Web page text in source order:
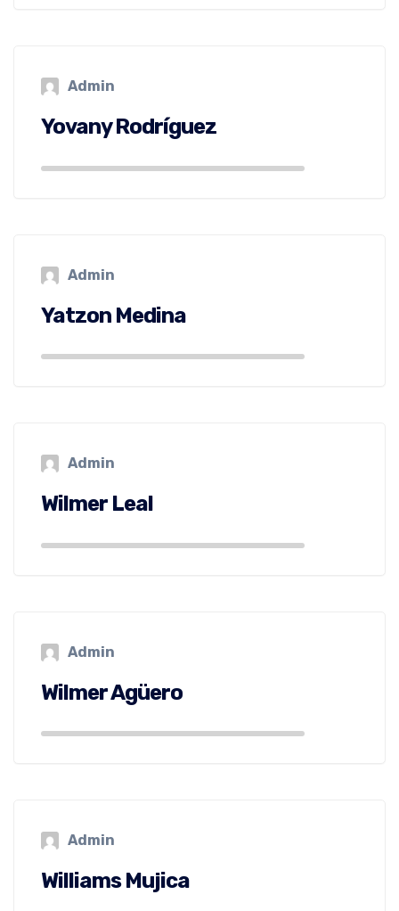
Admin
Yovany Rodríguez
Admin
Yatzon Medina
Admin
Wilmer Leal
Admin
Wilmer Agüero
Admin
Williams Mujica